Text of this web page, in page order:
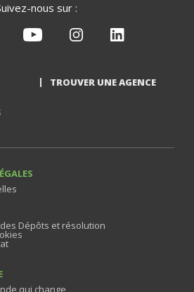
nous sur :
TROUVER UNE AGENCE
Dépôts et résolution
qui change